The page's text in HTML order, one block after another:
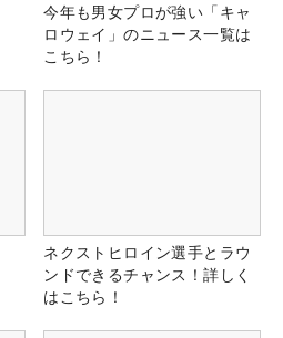
今年も男女プロが強い「キャ
ロウェイ」のニュース一覧は
こちら！
ネクストヒロイン選手とラウ
ンドできるチャンス！詳しく
はこちら！